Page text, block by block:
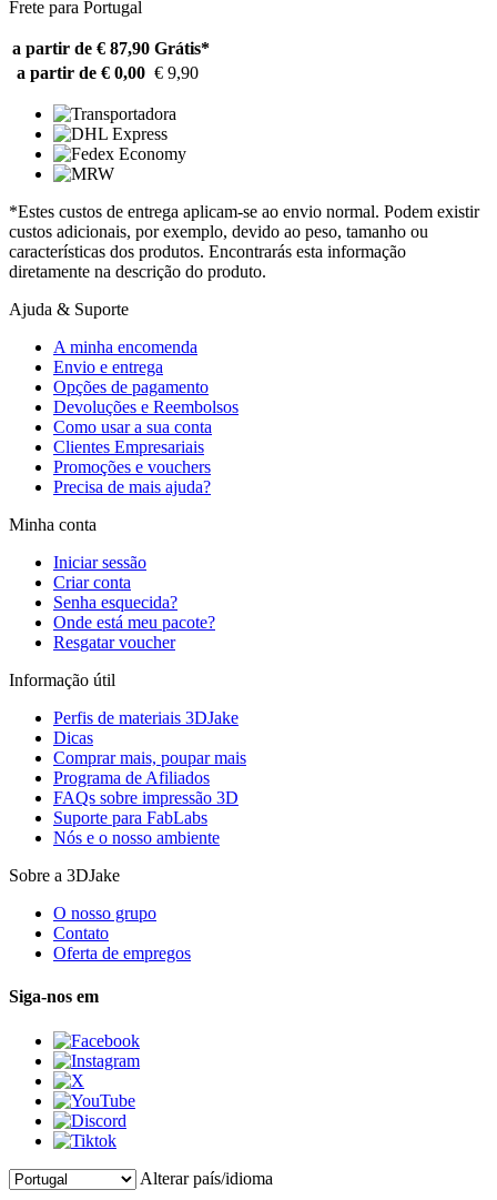
Frete para Portugal
a partir de € 87,90 Grátis*
a partir de € 0,00 € 9,90
*Estes custos de entrega aplicam-se ao envio normal. Podem existir
custos adicionais, por exemplo, devido ao peso, tamanho ou
características dos produtos. Encontrarás esta informação
diretamente na descrição do produto.
Ajuda & Suporte
A minha encomenda
Envio e entrega
Opções de pagamento
Devoluções e Reembolsos
Como usar a sua conta
Clientes Empresariais
Promoções e vouchers
Precisa de mais ajuda?
Minha conta
Iniciar sessão
Criar conta
Senha esquecida?
Onde está meu pacote?
Resgatar voucher
Informação útil
Perfis de materiais 3DJake
Dicas
Comprar mais, poupar mais
Programa de Afiliados
FAQs sobre impressão 3D
Suporte para FabLabs
Nós e o nosso ambiente
Sobre a 3DJake
O nosso grupo
Contato
Oferta de empregos
Siga-nos em
Alterar país/idioma